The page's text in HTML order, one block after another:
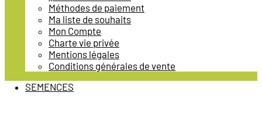
Méthodes de paiement
Ma liste de souhaits
Mon Compte
Charte vie privée
Mentions légales
Conditions générales de vente
SEMENCES